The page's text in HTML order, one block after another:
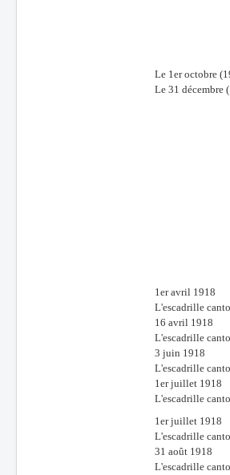
Le 1er octobre
Le 31 décembre
1er avril 1918
L'escadrille
16 avril 1918
L'escadrille
3 juin 1918
L'escadrille
1er juillet 1918
L'escadrille
1er juillet 1918
L'escadrille
31 août 1918
L'escadrille